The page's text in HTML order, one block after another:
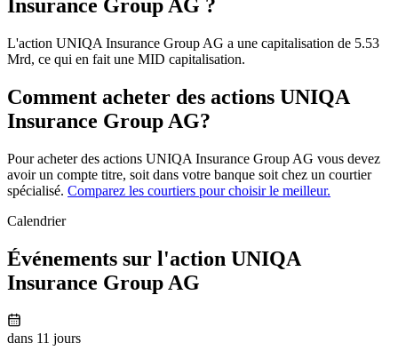
Insurance Group AG ?
L'action UNIQA Insurance Group AG a une capitalisation de 5.53
Mrd, ce qui en fait une MID capitalisation.
Comment acheter des actions UNIQA
Insurance Group AG?
Pour acheter des actions UNIQA Insurance Group AG vous devez
avoir un compte titre, soit dans votre banque soit chez un courtier
spécialisé. Comparez les courtiers pour choisir le meilleur.
Calendrier
Événements sur l'action UNIQA
Insurance Group AG
dans 11 jours